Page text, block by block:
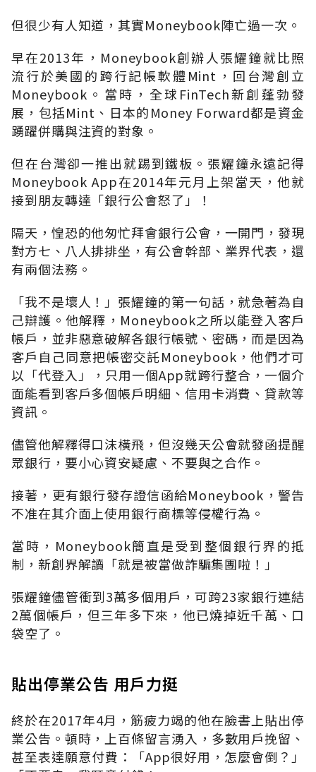
但很少有人知道，其實Moneybook陣亡過一次。
早在2013年，Moneybook創辦人張耀鐘就比照
流行於美國的跨行記帳軟體Mint，回台灣創立
Moneybook。當時，全球FinTech新創蓬勃發
展，包括Mint、日本的Money Forward都是資金
踴躍併購與注資的對象。
但在台灣卻一推出就踢到鐵板。張耀鐘永遠記得
Moneybook App在2014年元月上架當天，他就
接到朋友轉達「銀行公會怒了」！
隔天，惶恐的他匆忙拜會銀行公會，一開門，發現
對方七、八人排排坐，有公會幹部、業界代表，還
有兩個法務。
「我不是壞人！」張耀鐘的第一句話，就急著為自
己辯護。他解釋，Moneybook之所以能登入客戶
帳戶，並非惡意破解各銀行帳號、密碼，而是因為
客戶自己同意把帳密交託Moneybook，他們才可
以「代登入」，只用一個App就跨行整合，一個介
面能看到客戶多個帳戶明細、信用卡消費、貸款等
資訊。
儘管他解釋得口沫橫飛，但沒幾天公會就發函提醒
眾銀行，要小心資安疑慮、不要與之合作。
接著，更有銀行發存證信函給Moneybook，警告
不准在其介面上使用銀行商標等侵權行為。
當時，Moneybook簡直是受到整個銀行界的抵
制，新創界解讀「就是被當做詐騙集團啦！」
張耀鐘儘管衝到3萬多個用戶，可跨23家銀行連結
2萬個帳戶，但三年多下來，他已燒掉近千萬、口
袋空了。
貼出停業公告 用戶力挺
終於在2017年4月，筋疲力竭的他在臉書上貼出停
業公告。頓時，上百條留言湧入，多數用戶挽留、
甚至表達願意付費：「App很好用，怎麼會倒？」